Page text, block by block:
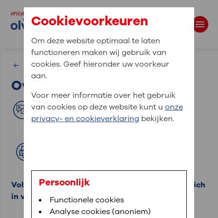
Waar bent u naar op zoek?
Zoekwoorden
Homepage Vrienden van OLVG
Over ons
Translate
Lees voor
Vol overgave zet stichting Vrienden van OLVG zich
in voor belangrijke extra's voor patiënten.
Cookievoorkeuren
Om deze website optimaal te laten
functioneren maken wij gebruik van
cookies. Geef hieronder uw voorkeur
aan.
Voor meer informatie over het gebruik
van cookies op deze website kunt u onze
privacy- en cookieverklaring bekijken.
Persoonlijk
Functionele cookies
Analyse cookies (anoniem)